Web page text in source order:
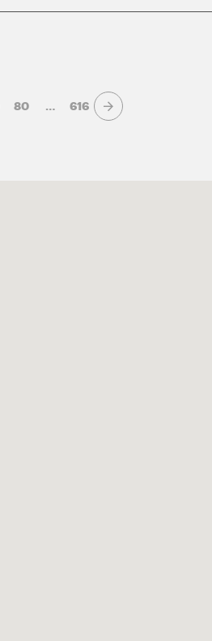
80 … 616 Page suivante